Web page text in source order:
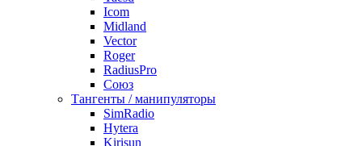
Icom
Midland
Vector
Roger
RadiusPro
Союз
Тангенты / манипуляторы
SimRadio
Hytera
Kirisun